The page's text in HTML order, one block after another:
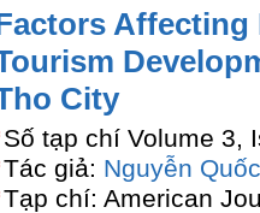
Affecting
City
Số tạp chí Volume 3,
Tác giả: Nguyễn
Tạp chí: American